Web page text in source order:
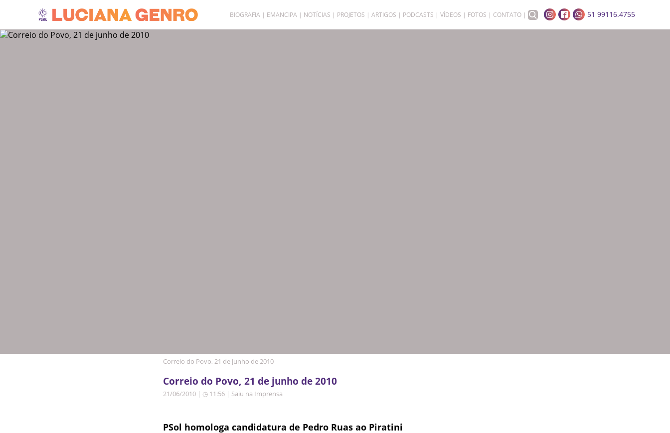
BIOGRAFIA EMANCIPA NOTÍCIAS PROJETOS ARTIGOS PODCASTS VÍDEOS FOTOS CONTATO 51 99116.4755
Correio do Povo, 21 de junho de 2010
Correio do Povo, 21 de junho de 2010
21/06/2010 | ◷ 11:56 | Saiu na Imprensa
PSol homologa candidatura de Pedro Ruas ao Piratini